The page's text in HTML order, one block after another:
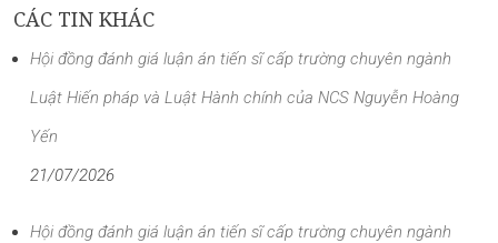
CÁC TIN KHÁC
Hội đồng đánh giá luận án tiến sĩ cấp trường chuyên ngành
Luật Hiến pháp và Luật Hành chính của NCS Nguyễn Hoàng
Yến
21/07/2026
Hội đồng đánh giá luận án tiến sĩ cấp trường chuyên ngành